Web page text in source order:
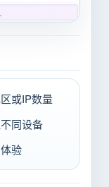
或IP数量
同设备
验